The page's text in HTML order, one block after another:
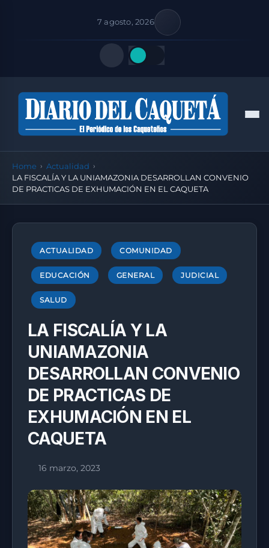
7 agosto, 2026
Quick Links
Menu
Home
Actualidad
LA FISCALÍA Y LA UNIAMAZONIA DESARROLLAN CONVENIO
DE PRACTICAS DE EXHUMACIÓN EN EL CAQUETA
ACTUALIDAD COMUNIDAD
EDUCACIÓN GENERAL JUDICIAL
SALUD
LA FISCALÍA Y LA
UNIAMAZONIA
DESARROLLAN CONVENIO
DE PRACTICAS DE
EXHUMACIÓN EN EL
CAQUETA
16 marzo, 2023